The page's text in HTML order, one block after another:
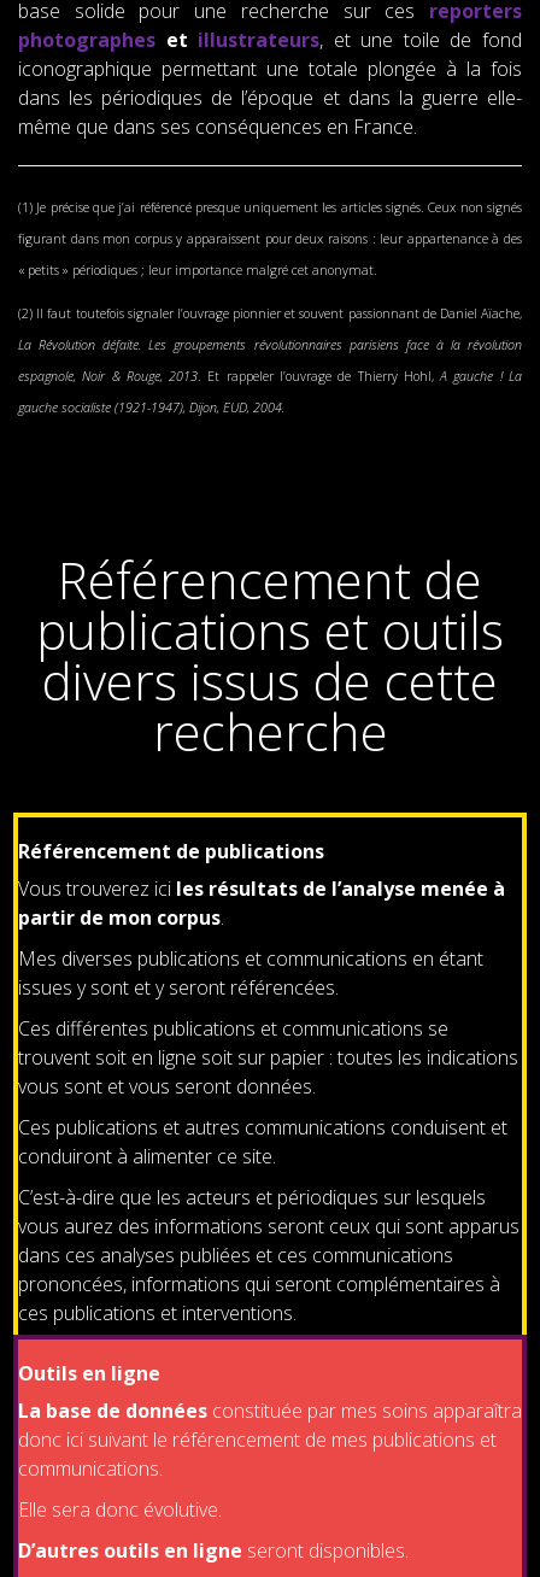
base solide pour une recherche sur ces reporters
photographes et illustrateurs, et une toile de fond
iconographique permettant une totale plongée à la fois
dans les périodiques de l’époque et dans la guerre elle-
même que dans ses conséquences en France.
(1) Je précise que j’ai référencé presque uniquement les articles signés. Ceux non signés
figurant dans mon corpus y apparaissent pour deux raisons : leur appartenance à des
« petits » périodiques ; leur importance malgré cet anonymat.
(2) Il faut toutefois signaler l’ouvrage pionnier et souvent passionnant de Daniel Aïache,
La Révolution défaite. Les groupements révolutionnaires parisiens face à la révolution
espagnole, Noir & Rouge, 2013. Et rappeler l’ouvrage de Thierry Hohl,A gauche ! La
gauche socialiste (1921-1947), Dijon, EUD, 2004.
Référencement de
publications et outils
divers issus de cette
recherche
Référencement de publications
Vous trouverez ici les résultats de l’analyse menée à
partir de mon corpus.
Mes diverses publications et communications en étant
issues y sont et y seront référencées.
Ces différentes publications et communications se
trouvent soit en ligne soit sur papier : toutes les indications
vous sont et vous seront données.
Ces publications et autres communications conduisent et
conduiront à alimenter ce site.
C’est-à-dire que les acteurs et périodiques sur lesquels
vous aurez des informations seront ceux qui sont apparus
dans ces analyses publiées et ces communications
prononcées, informations qui seront complémentaires à
ces publications et interventions.
Outils en ligne
La base de données constituée par mes soins apparaîtra
donc ici suivant le référencement de mes publications et
communications.
Elle sera donc évolutive.
D’autres outils en ligne seront disponibles.